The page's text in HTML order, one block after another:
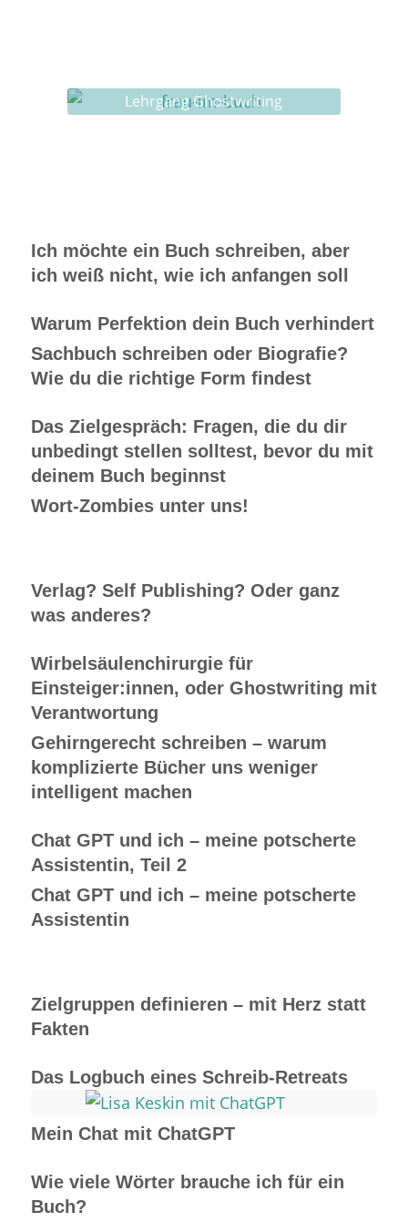
Lehrgang Ghostwriting
Ich möchte ein Buch schreiben, aber
ich weiß nicht, wie ich anfangen soll
Warum Perfektion dein Buch verhindert
Sachbuch schreiben oder Biografie?
Wie du die richtige Form findest
Das Zielgespräch: Fragen, die du dir
unbedingt stellen solltest, bevor du mit
deinem Buch beginnst
Wort-Zombies unter uns!
Verlag? Self Publishing? Oder ganz
was anderes?
Wirbelsäulenchirurgie für
Einsteiger:innen, oder Ghostwriting mit
Verantwortung
Gehirngerecht schreiben – warum
komplizierte Bücher uns weniger
intelligent machen
Chat GPT und ich – meine potscherte
Assistentin, Teil 2
Chat GPT und ich – meine potscherte
Assistentin
Zielgruppen definieren – mit Herz statt
Fakten
Das Logbuch eines Schreib-Retreats
Mein Chat mit ChatGPT
Wie viele Wörter brauche ich für ein
Buch?